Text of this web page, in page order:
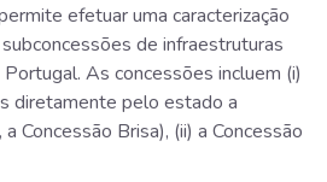
efetuar uma caracterização
de infraestruturas
As concessões incluem (i)
diretamente pelo estado a
Concessão Brisa), (ii) a Concessão